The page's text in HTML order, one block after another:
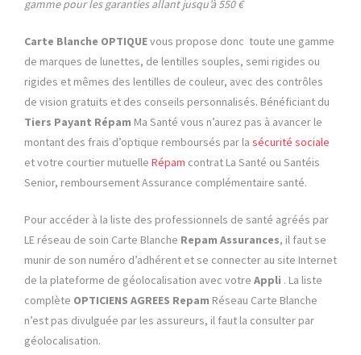
gamme pour les garanties allant jusqu’à 550 €
Carte Blanche OPTIQUEvous propose donc toute une gamme
de marques de lunettes, de lentilles souples, semi rigides ou
rigides et mêmes des lentilles de couleur, avec des contrôles
de vision gratuits et des conseils personnalisés. Bénéficiant du
Tiers Payant Répam Ma Santé vous n’aurez pas à avancer le
montant des frais d’optique remboursés par la sécurité sociale
et votre courtier mutuelle Répam contrat La Santé ou Santéis
Senior, remboursement Assurance complémentaire santé.
Pour accéder à la liste des professionnels de santé agréés par
LE réseau de soin Carte Blanche Repam Assurances, il faut se
munir de son numéro d’adhérent et se connecter au site Internet
de la plateforme de géolocalisation avec votre Appli . La liste
complète OPTICIENS AGREES Repam Réseau Carte Blanche
n’est pas divulguée par les assureurs, il faut la consulter par
géolocalisation.